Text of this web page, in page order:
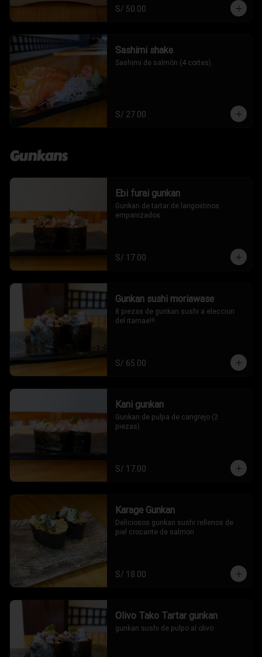
S/ 50.00
Sashimi shake
Sashimi de salmón (4 cortes).
S/ 27.00
Gunkans
Ebi furai gunkan
Gunkan de tartar de langostinos
empanizados.
S/ 17.00
Gunkan sushi moriawase
8 piezas de gunkan sushi a eleccion
del itamae!!!
S/ 65.00
Kani gunkan
Gunkan de pulpa de cangrejo (2
piezas).
S/ 17.00
Karage Gunkan
Deliciosos gunkan sushi rellenos de
piel crocante de salmon
S/ 18.00
Olivo Tako Tartar gunkan
gunkan sushi de pulpo al olivo